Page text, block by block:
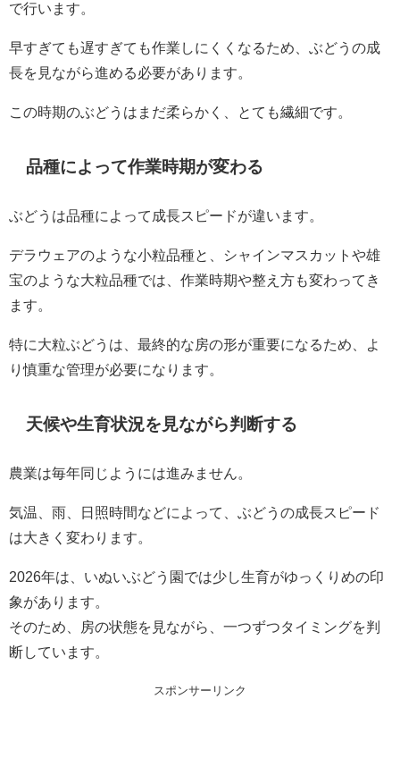
で行います。
早すぎても遅すぎても作業しにくくなるため、ぶどうの成
長を見ながら進める必要があります。
この時期のぶどうはまだ柔らかく、とても繊細です。
品種によって作業時期が変わる
ぶどうは品種によって成長スピードが違います。
デラウェアのような小粒品種と、シャインマスカットや雄
宝のような大粒品種では、作業時期や整え方も変わってき
ます。
特に大粒ぶどうは、最終的な房の形が重要になるため、よ
り慎重な管理が必要になります。
天候や生育状況を見ながら判断する
農業は毎年同じようには進みません。
気温、雨、日照時間などによって、ぶどうの成長スピード
は大きく変わります。
2026年は、いぬいぶどう園では少し生育がゆっくりめの印
象があります。
そのため、房の状態を見ながら、一つずつタイミングを判
断しています。
スポンサーリンク